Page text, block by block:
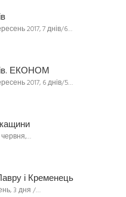
2017, 7 днів/6…
ЕКОНОМ
2017, 6 днів/5…
і Кременець
3 дня /…